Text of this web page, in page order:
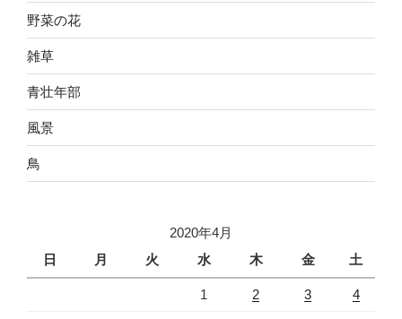
野菜の花
雑草
青壮年部
風景
鳥
2020年4月
日
月 火 水 木 金 土
1 2 3 4